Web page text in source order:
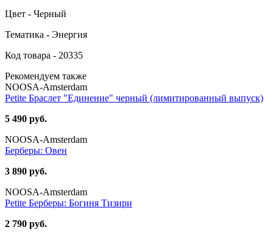
Цвет - Черный
Тематика - Энергия
Код товара - 20335
Рекомендуем также
NOOSA-Amsterdam
Petite Браслет "Единение" черный (лимитированный выпуск)
5 490 руб.
NOOSA-Amsterdam
Берберы: Овен
3 890 руб.
NOOSA-Amsterdam
Petite Берберы: Богиня Тизири
2 790 руб.